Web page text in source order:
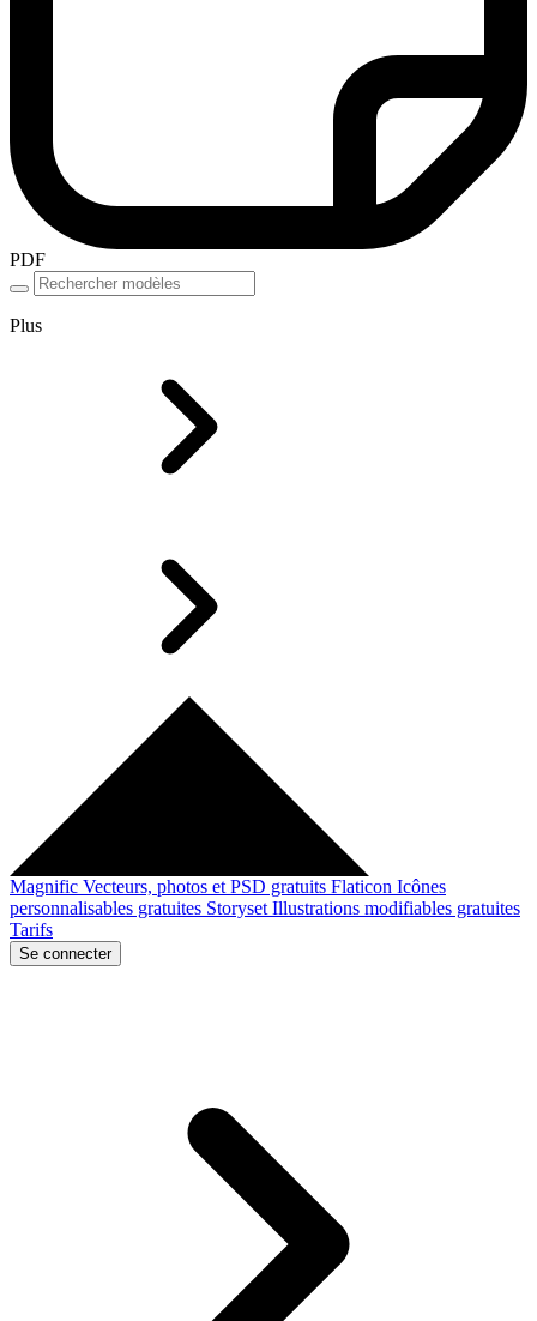
PDF
Plus
Magnific Vecteurs, photos et PSD gratuits Flaticon Icônes
personnalisables gratuites Storyset Illustrations modifiables gratuites
Tarifs
Se connecter